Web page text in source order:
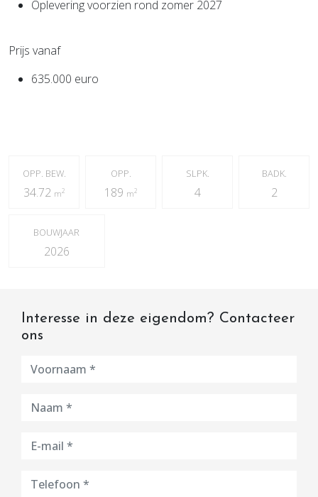
Oplevering voorzien rond zomer 2027
Prijs vanaf
635.000 euro
OPP. BEW.
34.72 m2
OPP.
189 m2
SLPK.
4
BADK.
2
BOUWJAAR
2026
Interesse in deze eigendom? Contacteer
ons